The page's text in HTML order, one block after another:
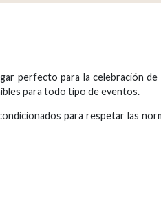
perfecto para la celebración de
para todo tipo de eventos.
para respetar las